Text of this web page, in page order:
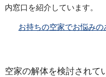
内窓口を紹介しています。
お持ちの空家でお悩み
空家の解体を検討されて